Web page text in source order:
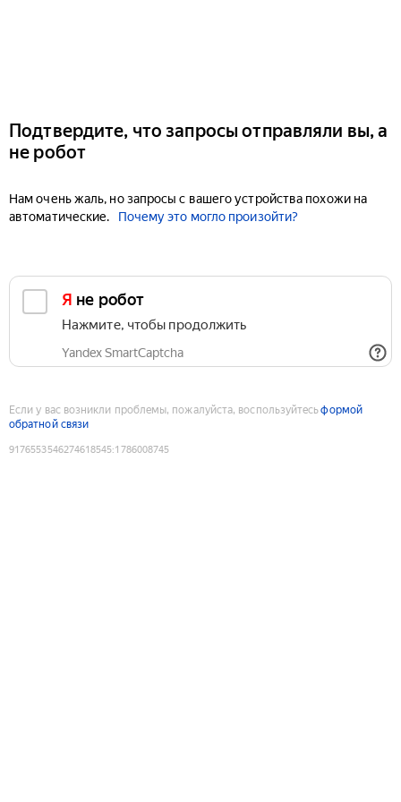
Подтвердите, что запросы отправляли вы, а
не робот
Нам очень жаль, но запросы с вашего устройства похожи на
автоматические.
Почему это могло произойти?
Я не робот
Нажмите, чтобы продолжить
Yandex SmartCaptcha
Если у вас возникли проблемы, пожалуйста, воспользуйтесьформой
обратной связи
9176553546274618545:1786008745